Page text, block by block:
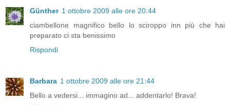
Günther 1 ottobre 2009 alle ore 20:44
ciambellone magnifico bello lo sciroppo inn più che hai
preparato ci sta benissimo
Rispondi
Barbara 1 ottobre 2009 alle ore 21:44
Bello a vedersi... immagino ad... addentarlo! Brava!